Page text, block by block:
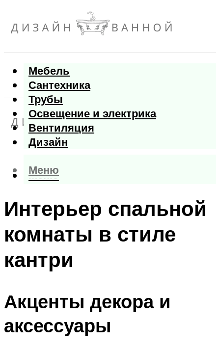
Мебель
Сантехника
Трубы
Освещение и электрика
Вентиляция
Дизайн
Меню
Меню
Интерьер спальной
комнаты в стиле
кантри
Акценты декора и
аксессуары